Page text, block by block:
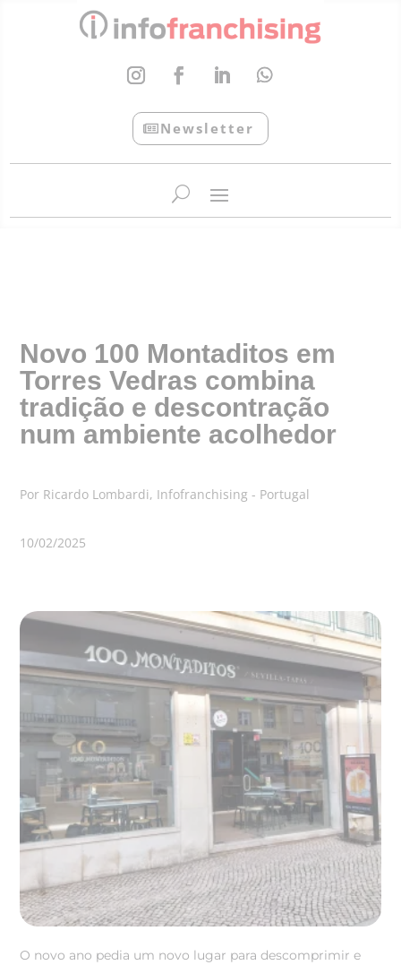
Newsletter
Novo 100 Montaditos em
Torres Vedras combina
tradição e descontração
num ambiente acolhedor
Por Ricardo Lombardi, Infofranchising - Portugal
10/02/2025
O novo ano pedia um novo lugar para descomprimir e